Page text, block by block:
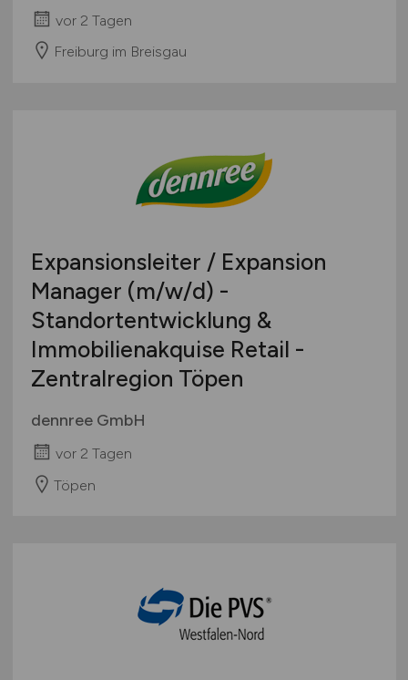
vor 2 Tagen
Freiburg im Breisgau
Expansionsleiter / Expansion
Manager (m/w/d) -
Standortentwicklung &
Immobilienakquise Retail -
Zentralregion Töpen
dennree GmbH
vor 2 Tagen
Töpen